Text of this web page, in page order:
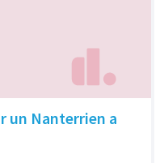
un Nanterrien a